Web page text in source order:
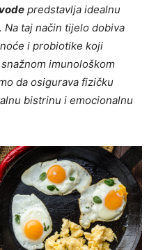
predstavlja idealnu
Na taj način tijelo dobiva
i probiotike koji
imunološkom
da osigurava fizičku
bistrinu i emocionalnu